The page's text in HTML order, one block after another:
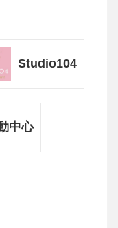
Studio104
中心